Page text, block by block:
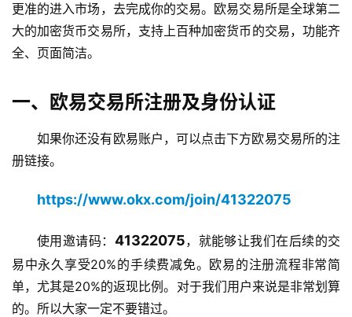
更准的进入市场，去完成你的交易。欧易交易所是全球第二
大的加密货币交易所，支持上百种加密货币的交易，功能齐
全、页面简洁。
一、欧易交易所注册及身份认证
如果你还没有欧易账户，可以点击下方欧易交易所的注
册链接。
https://www.okx.com/join/41322075
使用邀请码： 41322075，就能够让我们在后续的交
易中永久享受20%的手续费减免。欧易的注册流程非常简
单，尤其是20%的返现比例。对于我们用户来说是非常划算
的。所以大家一定不要错过。